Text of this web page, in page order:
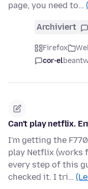
page, you need to…
Archiviert
Firefox
cor-el
Can't play netflix.
I'm getting the
play Netflix (works
every step of this
checked it. I tri…